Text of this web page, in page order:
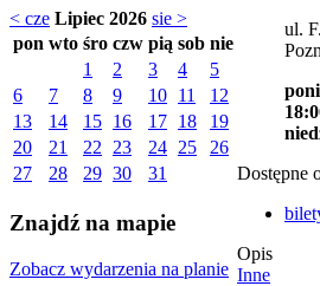
< cze Lipiec 2026 sie >
pon wto śro czw pią sob nie
1
2 3 4
5
6
7 8 9 10 11
12
13
14 15 16 17 18
19
20
21 22 23 24 25
26
27
28 29 30 31
Znajdź na mapie
Zobacz wydarzenia na planie
ul.
Dostępne
Opis
Inne